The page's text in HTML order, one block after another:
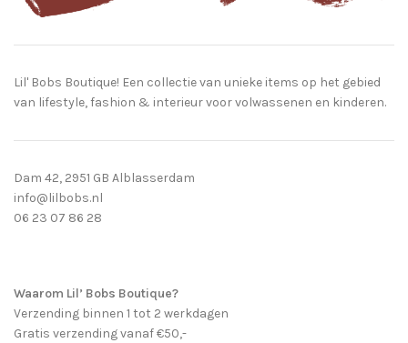
Lil' Bobs Boutique! Een collectie van unieke items op het gebied
van lifestyle, fashion & interieur voor volwassenen en kinderen.
Dam 42, 2951 GB Alblasserdam
info@lilbobs.nl
06 23 07 86 28
Waarom Lil’ Bobs Boutique?
Verzending binnen 1 tot 2 werkdagen
Gratis verzending vanaf €50,-